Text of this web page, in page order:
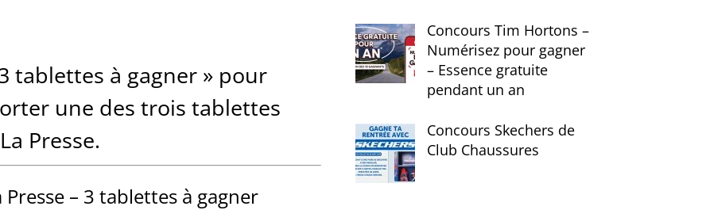
tablettes à gagner » pour
une des trois tablettes
Presse.
– 3 tablettes à gagner
Concours Tim Hortons –
Numérisez pour gagner
– Essence gratuite
pendant un an
Concours Skechers de
Club Chaussures